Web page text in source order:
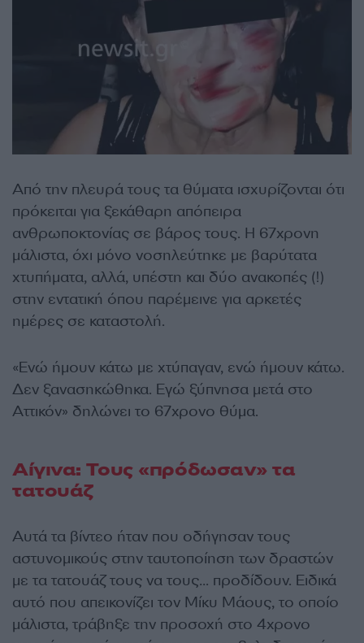
Από την πλευρά τους τα θύματα ισχυρίζονται ότι
πρόκειται για ξεκάθαρη απόπειρα
ανθρωποκτονίας σε βάρος τους. Η 67χρονη
μάλιστα, όχι μόνο νοσηλεύτηκε με βαρύτατα
χτυπήματα, αλλά, υπέστη και δύο ανακοπές (!)
στην εντατική όπου παρέμεινε για αρκετές
ημέρες σε καταστολή.
«Ενώ ήμουν κάτω με χτύπαγαν, ενώ ήμουν κάτω.
Δεν ξανασηκώθηκα. Εγώ ξύπνησα μετά στο
Αττικόν» δηλώνει το 67χρονο θύμα.
Αίγινα: Τους «πρόδωσαν» τα
τατουάζ
Αυτά τα βίντεο ήταν που οδήγησαν τους
αστυνομικούς στην ταυτοποίηση των δραστών
με τα τατουάζ τους να τους… προδίδουν. Ειδικά
αυτό που απεικονίζει τον Μίκυ Μάους, το οποίο
μάλιστα, τράβηξε την προσοχή στο 4χρονο